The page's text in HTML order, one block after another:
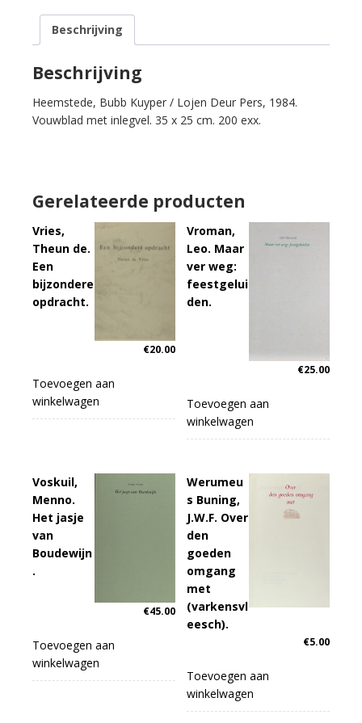
een
geen
en
at.
Beschrijving
Beschrijving
Heemstede, Bubb Kuyper / Lojen Deur Pers, 1984.
Vouwblad met inlegvel. 35 x 25 cm. 200 exx.
Gerelateerde producten
Vries,
Theun de.
Een
bijzondere
opdracht.
€20.00
Toevoegen aan
winkelwagen
Vroman,
Leo. Maar
ver weg:
feestgelui
den.
€25.00
Toevoegen aan
winkelwagen
Voskuil,
Menno.
Het jasje
van
Boudewijn
.
€45.00
Toevoegen aan
winkelwagen
Werumeu
s Buning,
J.W.F. Over
den
goeden
omgang
met
(varkensvl
eesch).
€5.00
Toevoegen aan
winkelwagen